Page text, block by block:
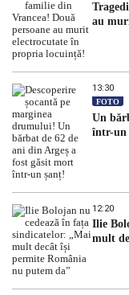
au
13:30
FOTO
Un
într-un
12:20
Ilie
mult